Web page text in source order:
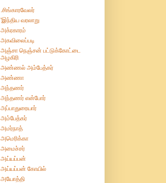
.சிங்காரவேலர்
'இந்திய வரலாறு
அக்ரகாரம்
அகவிலைப்படி
அஞ்சா நெஞ்சன் பட்டுக்கோட்டை
அழகிரி
அண்ணல் அம்பேத்கர்
அண்ணா
அந்தணர்
அந்தணர் என்போர்
அப்பாதுரையார்
அம்பேத்கர்
அமர்நாத்
அமெரிக்கா
அமைச்சர்
அய்யப்பன்
அய்யப்பன் கோயில்
அயோத்தி